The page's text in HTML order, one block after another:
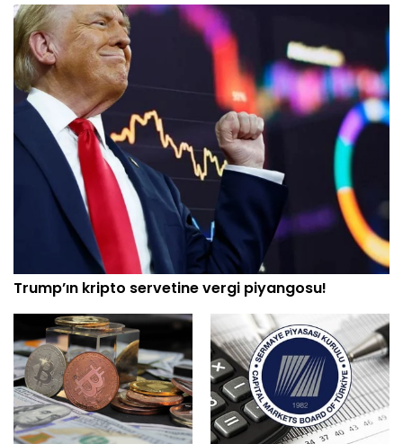
Trump’ın kripto servetine vergi piyangosu!